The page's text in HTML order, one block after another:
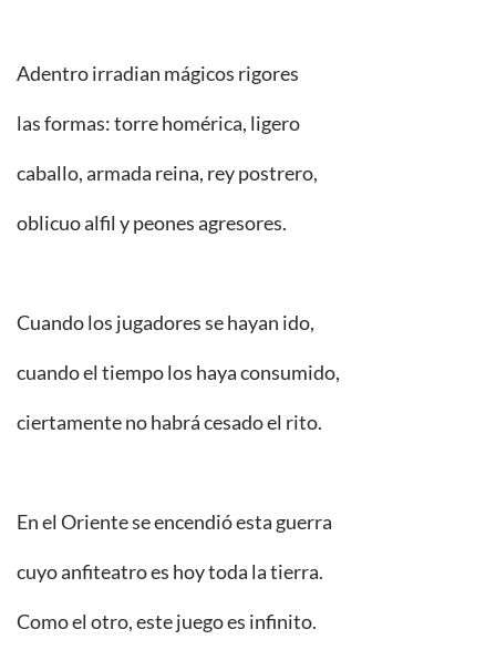
Adentro irradian mágicos rigores
las formas: torre homérica, ligero
caballo, armada reina, rey postrero,
oblicuo alfil y peones agresores.
Cuando los jugadores se hayan ido,
cuando el tiempo los haya consumido,
ciertamente no habrá cesado el rito.
En el Oriente se encendió esta guerra
cuyo anfiteatro es hoy toda la tierra.
Como el otro, este juego es infinito.